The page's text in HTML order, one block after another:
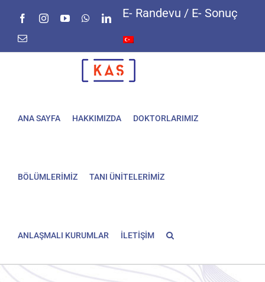
FacebookInstagramYouTubeWhatsAppLinkedIn
E-
E- Randevu / E- Sonuç
ANA SAYFA HAKKIMIZDA DOKTORLARIMIZ
BÖLÜMLERİMİZ TANI ÜNİTELERİMİZ
ANLAŞMALI KURUMLAR İLETİŞİM